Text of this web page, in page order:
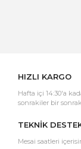
HIZLI KARGO
Hafta içi 14:30'a
sonrakiler bir
TEKNİK
Mesai saatleri